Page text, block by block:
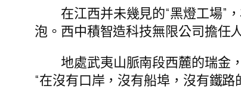
在江西并未幾見的“黑燈工場”
泡。西中積智造科技無限公司擔任
地處武夷山脈南段西麓的瑞金
“在沒有口岸，沒有船埠，沒有鐵